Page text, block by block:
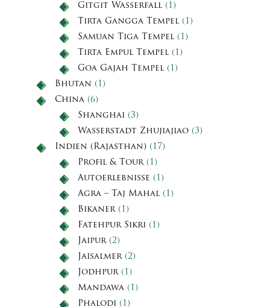
Gitgit Wasserfall (1)
Tirta Gangga Tempel (1)
Samuan Tiga Tempel (1)
Tirta Empul Tempel (1)
Goa Gajah Tempel (1)
Bhutan (1)
China (6)
Shanghai (3)
Wasserstadt Zhujiajiao (3)
Indien (Rajasthan) (17)
Profil & Tour(1)
Autoerlebnisse (1)
Agra – Taj Mahal (1)
Bikaner(1)
Fatehpur Sikri (1)
Jaipur(2)
Jaisalmer(2)
Jodhpur(1)
Mandawa (1)
Phalodi (1)